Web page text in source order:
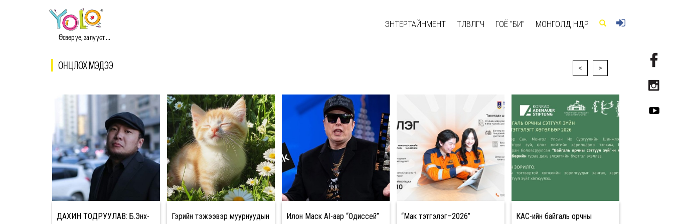
Өсвөр үе, залууст ...
ЭНТЕРТАЙНМЕНТ ТӨЛӨВЛӨГЧ ГОЁ "БИ" МОНГОЛД ӨНӨӨДӨР
ОНЦЛОХ МЭДЭЭ >
<
ДАХИН ТОДРУУЛАВ: Б.Энх-
Гэрийн тэжээвэр муурнуудын
Илон Маск AI-аар “Одиссей”
“Мак тэтгэлэг–2026”
КАС-ийн байгаль орчны